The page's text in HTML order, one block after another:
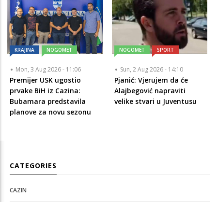
KRAJINA NOGOMET
Mon, 3 Aug 2026 - 11:06
Premijer USK ugostio
prvake BiH iz Cazina:
Bubamara predstavila
planove za novu sezonu
NOGOMET SPORT
Sun, 2 Aug 2026 - 14:10
Pjanić: Vjerujem da će
Alajbegović napraviti
velike stvari u Juventusu
CATEGORIES
CAZIN